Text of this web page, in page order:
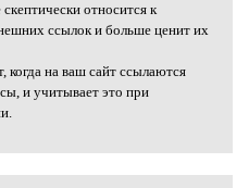
относится к
ссылок и больше ценит их
когда на ваш сайт ссылаются
и учитывает это при